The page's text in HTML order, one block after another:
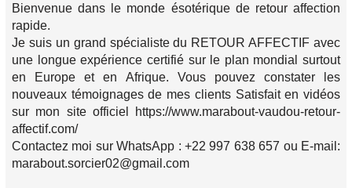
Bienvenue dans le monde ésotérique de retour affection
rapide.
Je suis un grand spécialiste du RETOUR AFFECTIF avec
une longue expérience certifié sur le plan mondial surtout
en Europe et en Afrique. Vous pouvez constater les
nouveaux témoignages de mes clients Satisfait en vidéos
sur mon site officiel https://www.marabout-vaudou-retour-
affectif.com/
Contactez moi sur WhatsApp : +22 997 638 657 ou E-mail:
marabout.sorcier02@gmail.com